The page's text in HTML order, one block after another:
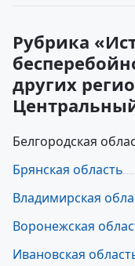
Рубрика
других
Белгородская
Брянская область
Владимирская
Воронежская
Ивановская